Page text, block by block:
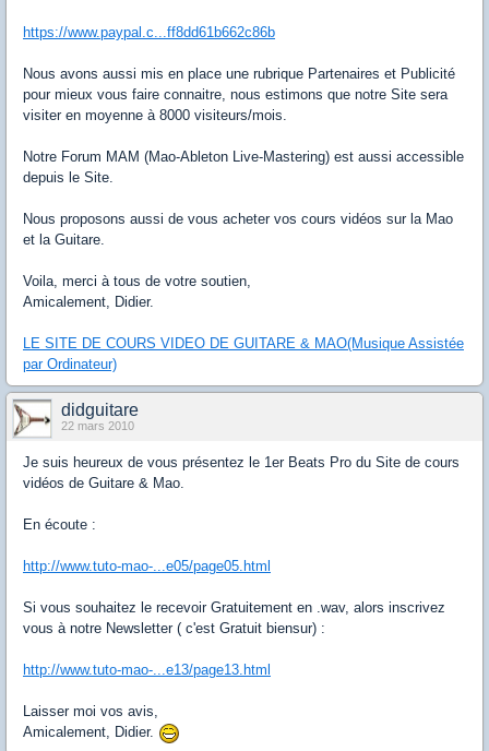
https://www.paypal.c...ff8dd61b662c86b
Nous avons aussi mis en place une rubrique Partenaires et Publicité
pour mieux vous faire connaitre, nous estimons que notre Site sera
visiter en moyenne à 8000 visiteurs/mois.
Notre Forum MAM (Mao-Ableton Live-Mastering) est aussi accessible
depuis le Site.
Nous proposons aussi de vous acheter vos cours vidéos sur la Mao
et la Guitare.
Voila, merci à tous de votre soutien,
Amicalement, Didier.
LE SITE DE COURS VIDEO DE GUITARE & MAO(Musique Assistée
par Ordinateur)
didguitare
22 mars 2010
Je suis heureux de vous présentez le 1er Beats Pro du Site de cours
vidéos de Guitare & Mao.
En écoute :
http://www.tuto-mao-...e05/page05.html
Si vous souhaitez le recevoir Gratuitement en .wav, alors inscrivez
vous à notre Newsletter ( c'est Gratuit biensur) :
http://www.tuto-mao-...e13/page13.html
Laisser moi vos avis,
Amicalement, Didier.